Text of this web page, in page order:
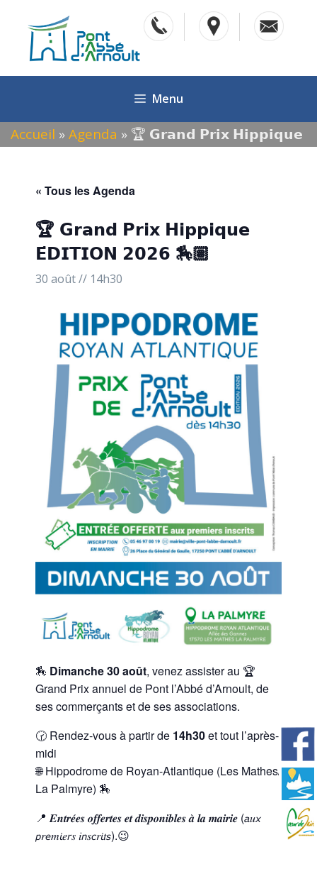
contenu
Menu
Accueil »Agenda » 🏆 𝗚𝗿𝗮𝗻𝗱 𝗣𝗿𝗶𝘅 𝗛𝗶𝗽𝗽𝗶𝗾𝘂𝗲
« Tous les Agenda
🏆 𝗚𝗿𝗮𝗻𝗱 𝗣𝗿𝗶𝘅 𝗛𝗶𝗽𝗽𝗶𝗾𝘂𝗲
𝗘́𝗗𝗜𝗧𝗜𝗢𝗡 𝟮𝟬𝟮𝟲 🏇🏽
30 août // 14h30
🏇 Dimanche 30 août, venez assister au 🏆
Grand Prix annuel de Pont l’Abbé d’Arnoult, de
ses commerçants et de ses associations.
🕝 Rendez-vous à partir de 14h30et tout l’après-
midi
🌐 Hippodrome de Royan-Atlantique (Les Mathes/
La Palmyre) 🏇
📍 𝑬𝒏𝒕𝒓𝒆́𝒆𝒔 𝒐𝒇𝒇𝒆𝒓𝒕𝒆𝒔 𝒆𝒕 𝒅𝒊𝒔𝒑𝒐𝒏𝒊𝒃𝒍𝒆𝒔 𝒂̀ 𝒍𝒂 𝒎𝒂𝒊𝒓𝒊𝒆 (𝘢𝑢𝘹
𝘱𝑟𝘦𝑚𝘪𝑒𝘳𝑠 𝑖𝘯𝑠𝘤𝑟𝘪𝑡𝘴).😉